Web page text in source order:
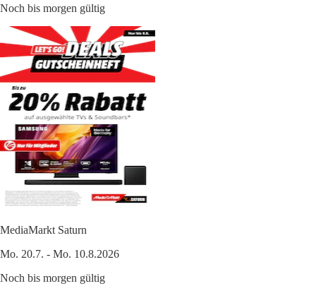
Noch bis morgen gültig
MediaMarkt Saturn
Mo. 20.7. - Mo. 10.8.2026
Noch bis morgen gültig